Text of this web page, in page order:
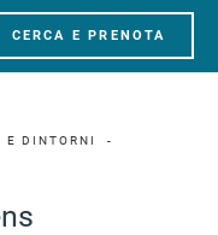
CERCA E PRENOTA
E DINTORNI